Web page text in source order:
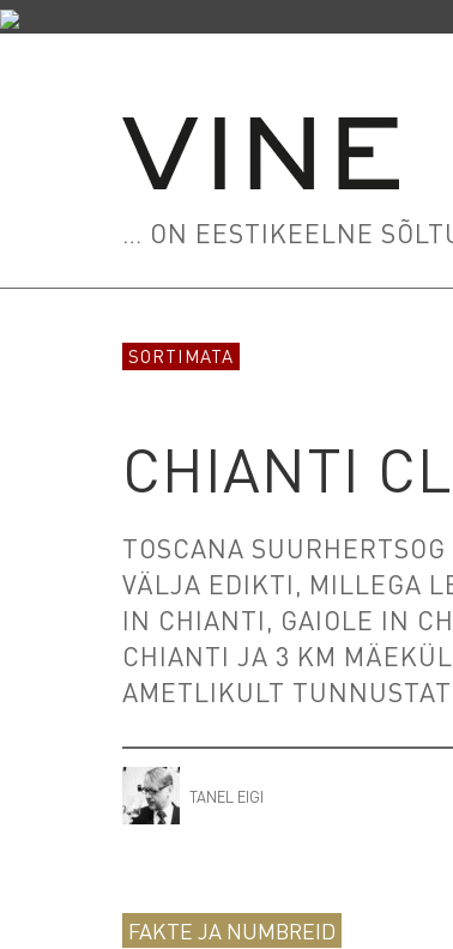
… ON EESTIKEELNE
SORTIMATA
CHIANTI
TOSCANA
VÄLJA EDIKTI, MILLEGA
IN CHIANTI, GAIOLE IN
CHIANTI JA 3 KM
AMETLIKULT
TANEL EIGI
FAKTE JA NUMBREID